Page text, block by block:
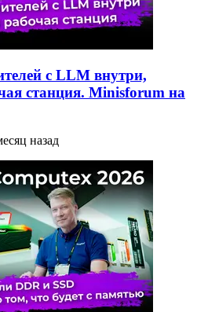
с LLM внутри,
станция. Minisforum на
назад